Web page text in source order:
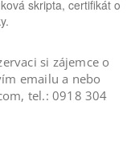
skripta, certifikát o
si zájemce o
emailu a nebo
tel.: 0918 304